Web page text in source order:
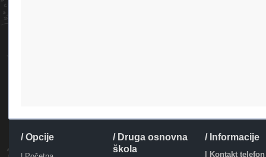
/ Opcije
/ Druga osnovna
škola
/ Informacije
| Kontakt telefon